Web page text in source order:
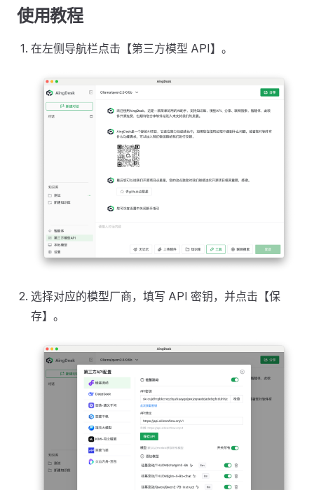
使用教程
在左侧导航栏点击【第三方模型 API】。
选择对应的模型厂商，填写 API 密钥，并点击【保
存】。